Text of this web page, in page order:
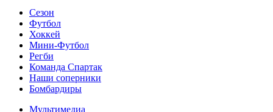
Сезон
Футбол
Хоккей
Мини-Футбол
Регби
Команда Спартак
Наши соперники
Бомбардиры
Мультимедиа